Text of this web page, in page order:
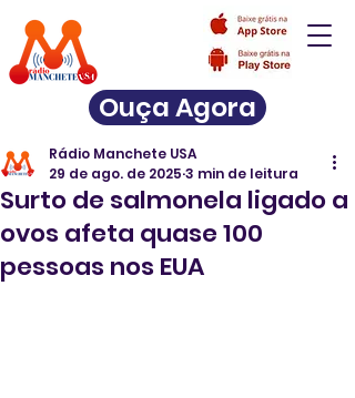
Ouça Agora
Surto de salmonela ligado a
ovos afeta quase 100
pessoas nos EUA
Rádio Manchete USA
29 de ago. de 2025 3 min de leitura